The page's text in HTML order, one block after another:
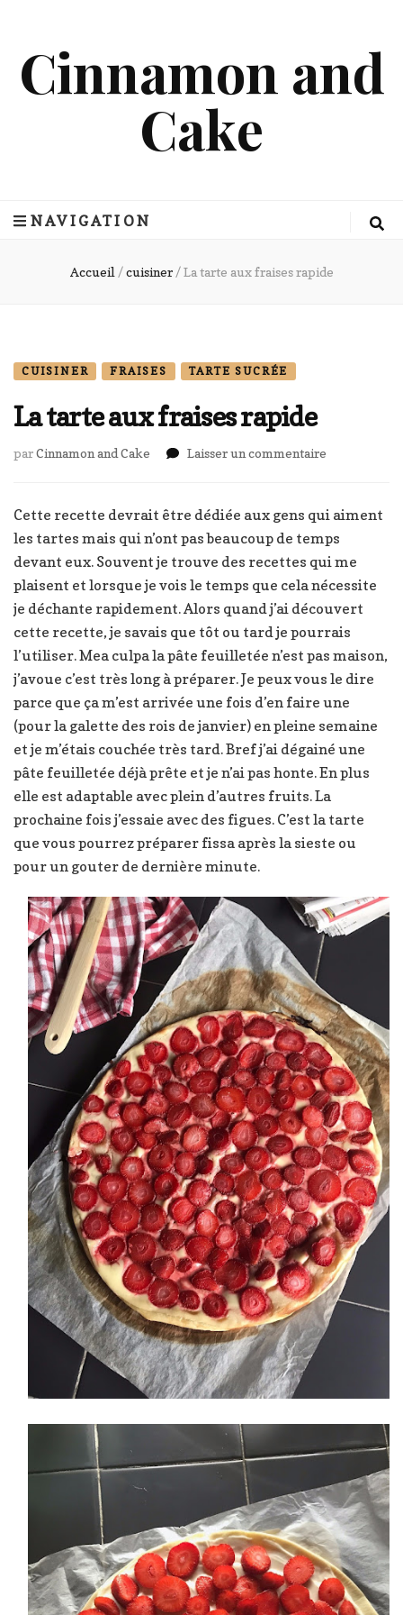
Cinnamon and
Cake
NAVIGATION
Accueil / cuisiner / La tarte aux fraises rapide
CUISINER FRAISES TARTE SUCRÉE
La tarte aux fraises rapide
parCinnamon and Cake Laisser un commentaire
aux
rapide
Cette recette devrait être dédiée aux gens qui aiment
les tartes mais qui n’ont pas beaucoup de temps
devant eux. Souvent je trouve des recettes qui me
plaisent et lorsque je vois le temps que cela nécessite
je déchante rapidement. Alors quand j’ai découvert
cette recette, je savais que tôt ou tard je pourrais
l’utiliser. Mea culpa la pâte feuilletée n’est pas maison,
j’avoue c’est très long à préparer. Je peux vous le dire
parce que ça m’est arrivée une fois d’en faire une
(pour la galette des rois de janvier) en pleine semaine
et je m’étais couchée très tard. Bref j’ai dégainé une
pâte feuilletée déjà prête et je n’ai pas honte. En plus
elle est adaptable avec plein d’autres fruits. La
prochaine fois j’essaie avec des figues. C’est la tarte
que vous pourrez préparer fissa après la sieste ou
pour un gouter de dernière minute.